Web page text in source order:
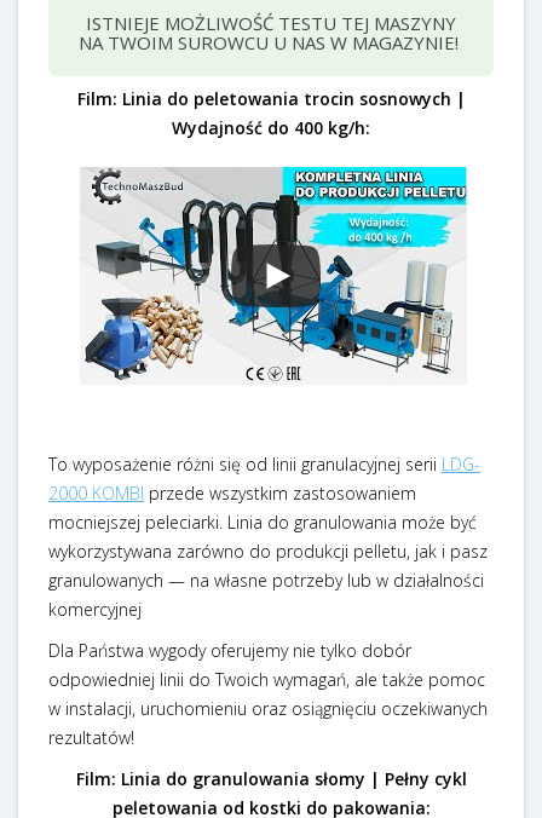
ISTNIEJE MOŻLIWOŚĆ TESTU TEJ MASZYNY
NA TWOIM SUROWCU U NAS W MAGAZYNIE!
Film: Linia do peletowania trocin sosnowych |
Wydajność do 400 kg/h:
To wyposażenie różni się od linii granulacyjnej serii LDG-
2000 KOMBI przede wszystkim zastosowaniem
mocniejszej peleciarki. Linia do granulowania może być
wykorzystywana zarówno do produkcji pelletu, jak i pasz
granulowanych — na własne potrzeby lub w działalności
komercyjnej
Dla Państwa wygody oferujemy nie tylko dobór
odpowiedniej linii do Twoich wymagań, ale także pomoc
w instalacji, uruchomieniu oraz osiągnięciu oczekiwanych
rezultatów!
Film: Linia do granulowania słomy | Pełny cykl
peletowania od kostki do pakowania: